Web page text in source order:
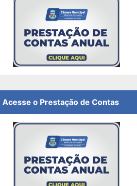
Acesse o Prestação de Contas